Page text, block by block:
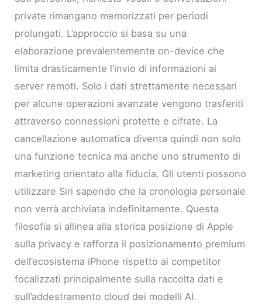
private rimangano memorizzati per periodi
prolungati. L’approccio si basa su una
elaborazione prevalentemente on-device che
limita drasticamente l’invio di informazioni ai
server remoti. Solo i dati strettamente necessari
per alcune operazioni avanzate vengono trasferiti
attraverso connessioni protette e cifrate. La
cancellazione automatica diventa quindi non solo
una funzione tecnica ma anche uno strumento di
marketing orientato alla fiducia. Gli utenti possono
utilizzare Siri sapendo che la cronologia personale
non verrà archiviata indefinitamente. Questa
filosofia si allinea alla storica posizione di Apple
sulla privacy e rafforza il posizionamento premium
dell’ecosistema iPhone rispetto ai competitor
focalizzati principalmente sulla raccolta dati e
sull’addestramento cloud dei modelli AI.